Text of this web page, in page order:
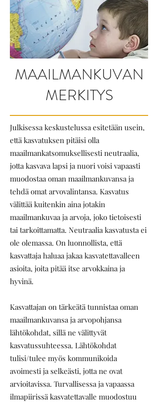
MAAILMANKUVAN
MERKITYS
Julkisessa keskustelussa esitetään usein,
että kasvatuksen pitäisi olla
maailmankatsomuksellisesti neutraalia,
jotta kasvava lapsi ja nuori voisi vapaasti
muodostaa oman maailmankuvansa ja
tehdä omat arvovalintansa. Kasvatus
välittää kuitenkin aina jotakin
maailmankuvaa ja arvoja, joko tietoisesti
tai tarkoittamatta. Neutraalia kasvatusta ei
ole olemassa. On luonnollista, että
kasvattaja haluaa jakaa kasvatettavalleen
asioita, joita pitää itse arvokkaina ja
hyvinä.
Kasvattajan on tärkeätä tunnistaa oman
maailmankuvansa ja arvopohjansa
lähtökohdat, sillä ne välittyvät
kasvatussuhteessa. Lähtökohdat
tulisi/tulee myös kommunikoida
avoimesti ja selkeästi, jotta ne ovat
arvioitavissa. Turvallisessa ja vapaassa
ilmapiirissä kasvatettavalle muodostuu